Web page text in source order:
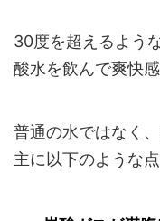
30度を超えるよう
酸水を飲んで爽快
普通の水ではなく、
主に以下のような